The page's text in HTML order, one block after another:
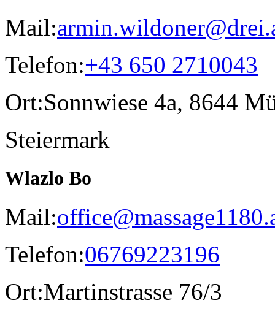
Mail:
Telefon:+43 650 2710043
Ort:Sonnwiese 4a, 8644
Steiermark
Wlazlo Bo
Mail:
Telefon:06769223196
Ort:Martinstrasse 76/3